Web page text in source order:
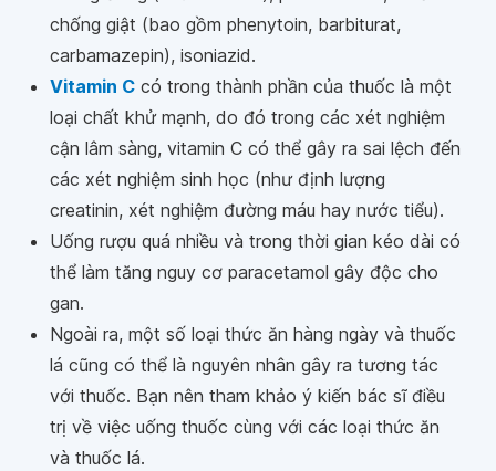
chống giật (bao gồm phenytoin, barbiturat,
carbamazepin), isoniazid.
Vitamin C có trong thành phần của thuốc là một
loại chất khử mạnh, do đó trong các xét nghiệm
cận lâm sàng, vitamin C có thể gây ra sai lệch đến
các xét nghiệm sinh học (như định lượng
creatinin, xét nghiệm đường máu hay nước tiểu).
Uống rượu quá nhiều và trong thời gian kéo dài có
thể làm tăng nguy cơ paracetamol gây độc cho
gan.
Ngoài ra, một số loại thức ăn hàng ngày và thuốc
lá cũng có thể là nguyên nhân gây ra tương tác
với thuốc. Bạn nên tham khảo ý kiến bác sĩ điều
trị về việc uống thuốc cùng với các loại thức ăn
và thuốc lá.